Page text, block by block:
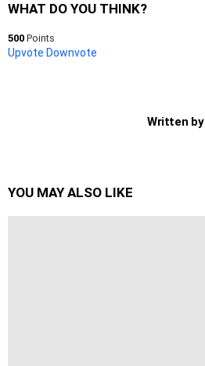
WHAT DO YOU THINK?
500 Points
Upvote Downvote
Written by
YOU MAY ALSO LIKE